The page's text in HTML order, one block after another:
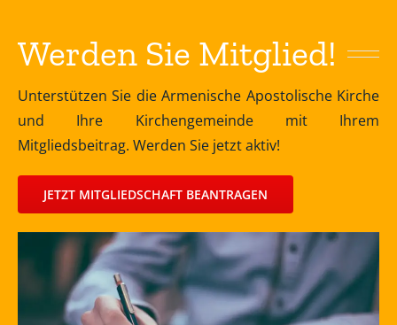
Werden Sie Mitglied!
Unterstützen Sie die Armenische Apostolische Kirche
und Ihre Kirchengemeinde mit Ihrem
Mitgliedsbeitrag. Werden Sie jetzt aktiv!
JETZT MITGLIEDSCHAFT BEANTRAGEN